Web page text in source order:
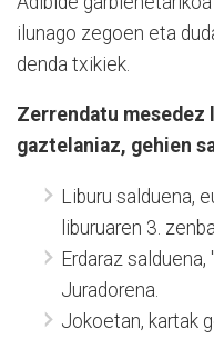
ilunago zegoen eta
denda txikiek.
Zerrendatu mesedez
gaztelaniaz, gehien
Liburu salduena,
liburuaren 3.
Erdaraz
Juradorena.
Jokoetan, kartak